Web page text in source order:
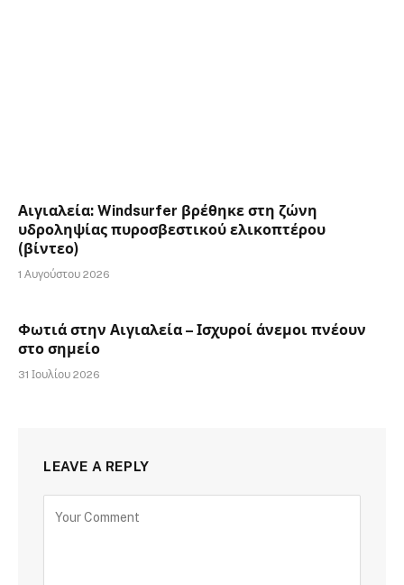
Αιγιαλεία: Windsurfer βρέθηκε στη ζώνη
υδροληψίας πυροσβεστικού ελικοπτέρου
(βίντεο)
1 Αυγούστου 2026
Φωτιά στην Αιγιαλεία – Ισχυροί άνεμοι πνέουν
στο σημείο
31 Ιουλίου 2026
LEAVE A REPLY